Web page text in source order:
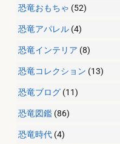
恐竜おもちゃ (52)
恐竜アパレル (4)
恐竜インテリア (8)
恐竜コレクション (13)
恐竜ブログ (11)
恐竜図鑑 (86)
恐竜時代 (4)